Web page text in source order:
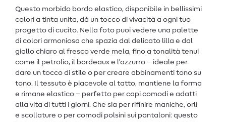
Questo morbido bordo elastico, disponibile in bellissimi
colori a tinta unita, dà un tocco di vivacità a ogni tuo
progetto di cucito. Nella foto puoi vedere una palette
di colori armoniosa che spazia dal delicato lilla e dal
giallo chiaro al fresco verde mela, fino a tonalità tenui
come il petrolio, il bordeaux e l’azzurro – ideale per
dare un tocco di stile o per creare abbinamenti tono su
tono. Il tessuto è piacevole al tatto, mantiene la forma
e rimane elastico – perfetto per capi comodi e adatti
alla vita di tutti i giorni. Che sia per rifinire maniche, orli
e scollature o per comodi polsini sui pantaloni: questo